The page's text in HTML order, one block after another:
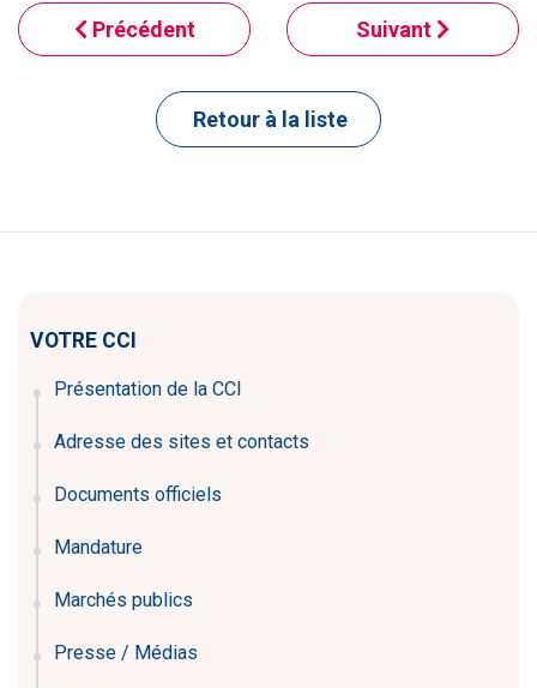
Précédent
Retour à la liste
Suivant
VOTRE CCI
Présentation de la CCI
Adresse des sites et contacts
Documents officiels
Mandature
Marchés publics
Presse / Médias